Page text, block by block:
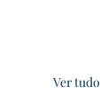
Ver tudo